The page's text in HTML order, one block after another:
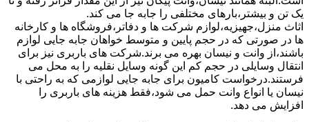
یک تن و بیشتر،بارهای مختلفی را جابه جا می کند.
اثاث منزل،جهیزیه،لوازم شرکت ها و دفاتر،فروشگاه ها و کارخانه
ها در صورتی که در حجم پایین و متوسط خواهان جابه جایی لوازم
باشند،از وانت و نیسان بهره می برند.شرکت های باربری نیز برای
انتقال وسایلی در حجم کم این گونه وسایل نقلیه را به محل می
فرستند.درخواست کامیون برای جابه جایی لوازمی که به راحتی با
نیسان یا انواع وانت حمل می شود،فقط هزینه های باربری را
افزایش می دهد.